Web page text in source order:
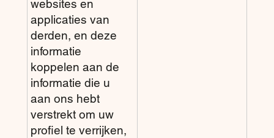
websites en
applicaties van
derden, en deze
informatie
koppelen aan de
informatie die u
aan ons hebt
verstrekt om uw
profiel te verrijken,